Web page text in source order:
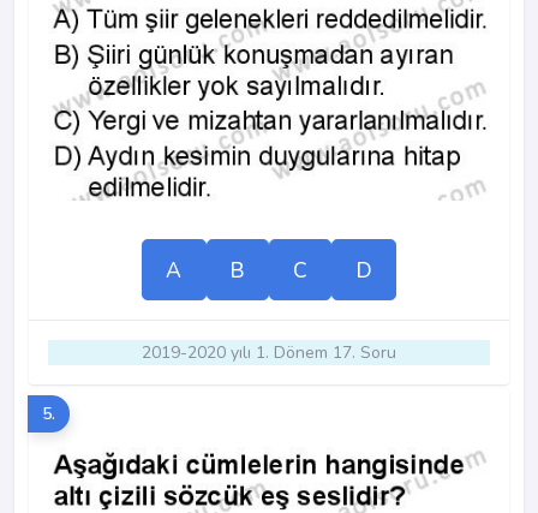
A B C D
2019-2020 yılı 1. Dönem 17. Soru
5.